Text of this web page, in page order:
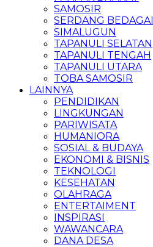
SAMOSIR
SERDANG BEDAGAI
SIMALUGUN
TAPANULI SELATAN
TAPANULI TENGAH
TAPANULI UTARA
TOBA SAMOSIR
LAINNYA
PENDIDIKAN
LINGKUNGAN
PARIWISATA
HUMANIORA
SOSIAL & BUDAYA
EKONOMI & BISNIS
TEKNOLOGI
KESEHATAN
OLAHRAGA
ENTERTAIMENT
INSPIRASI
WAWANCARA
DANA DESA